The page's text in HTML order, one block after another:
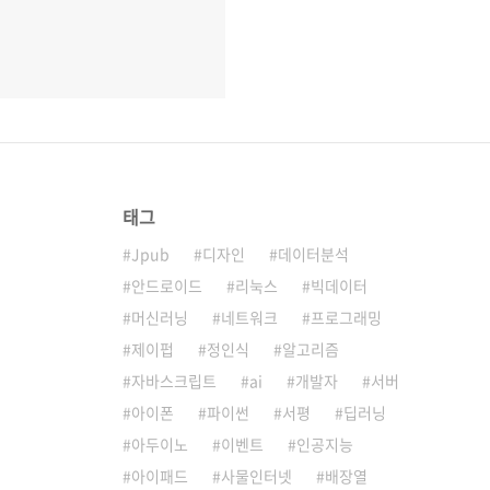
태그
Jpub 디자인
데이터분석
안드로이드
리눅스
빅데이터
머신러닝
네트워크
프로그래밍
제이펍
정인식
알고리즘
자바스크립트
ai 개발자
서버
아이폰
파이썬 서평
딥러닝
아두이노
이벤트
인공지능
아이패드
사물인터넷 배장열